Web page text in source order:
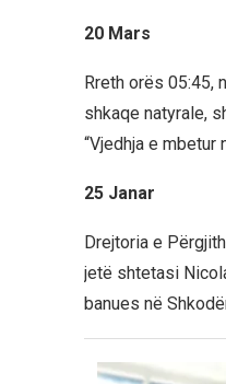
20 Mars
Rreth orës 05:45,
shkaqe natyrale,
“Vjedhja e
25 Janar
Drejtoria e
jetë shtetasi
banues në